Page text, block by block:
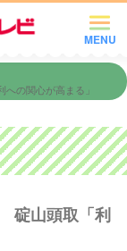
MENU
の関心が高まる」
碇山頭取「利